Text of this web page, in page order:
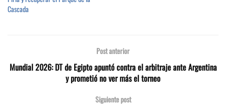
Cascada
Post anterior
Mundial 2026: DT de Egipto apuntó contra el arbitraje ante Argentina
y prometió no ver más el torneo
Siguiente post